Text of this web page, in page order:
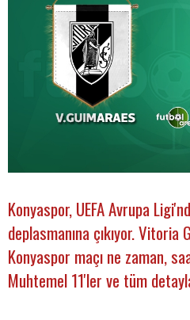
Konyaspor, UEFA Avrupa
deplasmanına çıkıyor.
Konyaspor maçı ne zaman,
Muhtemel 11'ler ve tüm